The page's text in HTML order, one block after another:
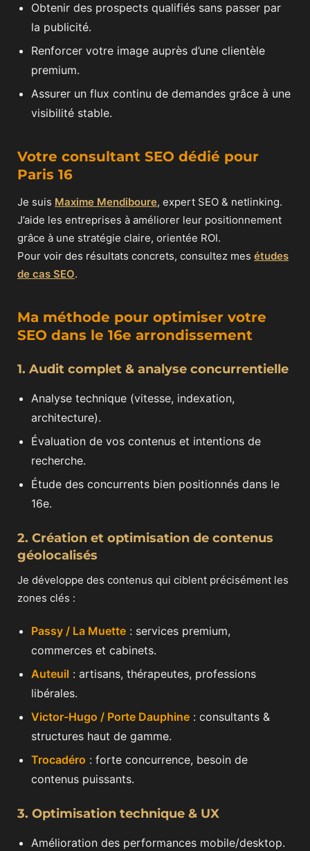
Obtenir des prospects qualifiés sans passer par
la publicité.
Renforcer votre image auprès d’une clientèle
premium.
Assurer un flux continu de demandes grâce à une
visibilité stable.
Votre consultant SEO dédié pour
Paris 16
Je suis Maxime Mendiboure, expert SEO & netlinking.
J’aide les entreprises à améliorer leur positionnement
grâce à une stratégie claire, orientée ROI.
Pour voir des résultats concrets, consultez mes études
de cas SEO.
Ma méthode pour optimiser votre
SEO dans le 16e arrondissement
1. Audit complet & analyse concurrentielle
Analyse technique (vitesse, indexation,
architecture).
Évaluation de vos contenus et intentions de
recherche.
Étude des concurrents bien positionnés dans le
16e.
2. Création et optimisation de contenus
géolocalisés
Je développe des contenus qui ciblent précisément les
zones clés :
Passy / La Muette : services premium,
commerces et cabinets.
Auteuil : artisans, thérapeutes, professions
libérales.
Victor-Hugo / Porte Dauphine : consultants &
structures haut de gamme.
Trocadéro : forte concurrence, besoin de
contenus puissants.
3. Optimisation technique & UX
Amélioration des performances mobile/desktop.